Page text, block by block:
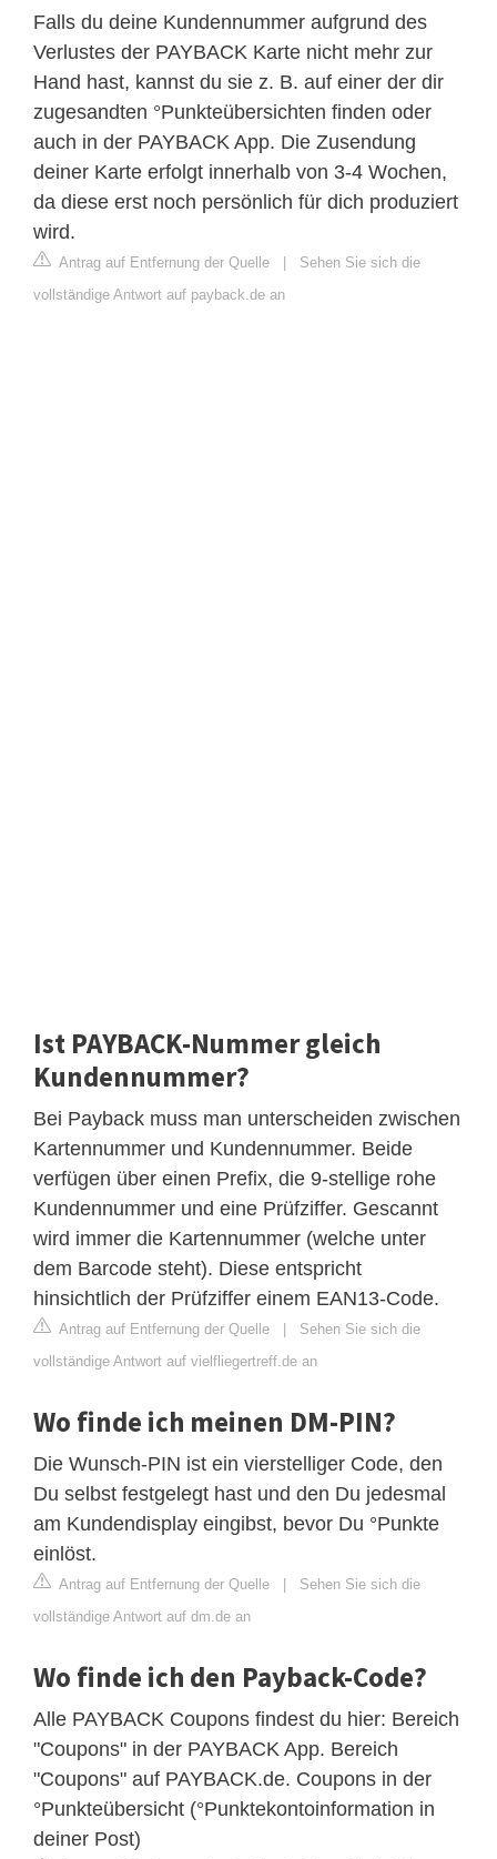
Falls du deine Kundennummer aufgrund des
Verlustes der PAYBACK Karte nicht mehr zur
Hand hast, kannst du sie z. B. auf einer der dir
zugesandten °Punkteübersichten finden oder
auch in der PAYBACK App. Die Zusendung
deiner Karte erfolgt innerhalb von 3-4 Wochen,
da diese erst noch persönlich für dich produziert
wird.
Antrag auf Entfernung der Quelle | Sehen Sie sich die
vollständige Antwort auf payback.de an
Ist PAYBACK-Nummer gleich
Kundennummer?
Bei Payback muss man unterscheiden zwischen
Kartennummer und Kundennummer. Beide
verfügen über einen Prefix, die 9-stellige rohe
Kundennummer und eine Prüfziffer. Gescannt
wird immer die Kartennummer (welche unter
dem Barcode steht). Diese entspricht
hinsichtlich der Prüfziffer einem EAN13-Code.
Antrag auf Entfernung der Quelle | Sehen Sie sich die
vollständige Antwort auf vielfliegertreff.de an
Wo finde ich meinen DM-PIN?
Die Wunsch-PIN ist ein vierstelliger Code, den
Du selbst festgelegt hast und den Du jedesmal
am Kundendisplay eingibst, bevor Du °Punkte
einlöst.
Antrag auf Entfernung der Quelle | Sehen Sie sich die
vollständige Antwort auf dm.de an
Wo finde ich den Payback-Code?
Alle PAYBACK Coupons findest du hier: Bereich
"Coupons" in der PAYBACK App. Bereich
"Coupons" auf PAYBACK.de. Coupons in der
°Punkteübersicht (°Punktekontoinformation in
deiner Post)